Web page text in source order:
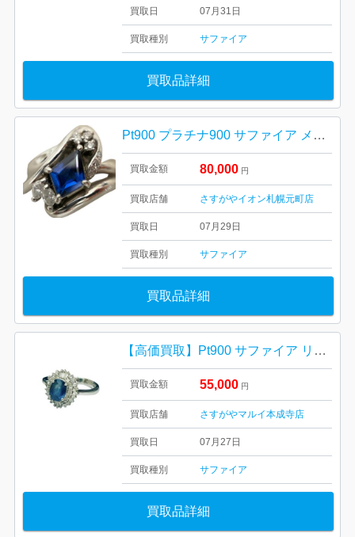
買取日 07月31日
買取種別 サファイア
買取品詳細
Pt900 プラチナ900 サファイア メレダイヤ リング 札幌市 東区 元町
買取金額 80,000 円
買取店舗 さすがやイオン札幌元町店
買取日 07月29日
買取種別 サファイア
買取品詳細
【高価買取】Pt900 サファイア リング
買取金額 55,000 円
買取店舗 さすがやマルイ本成寺店
買取日 07月27日
買取種別 サファイア
買取品詳細